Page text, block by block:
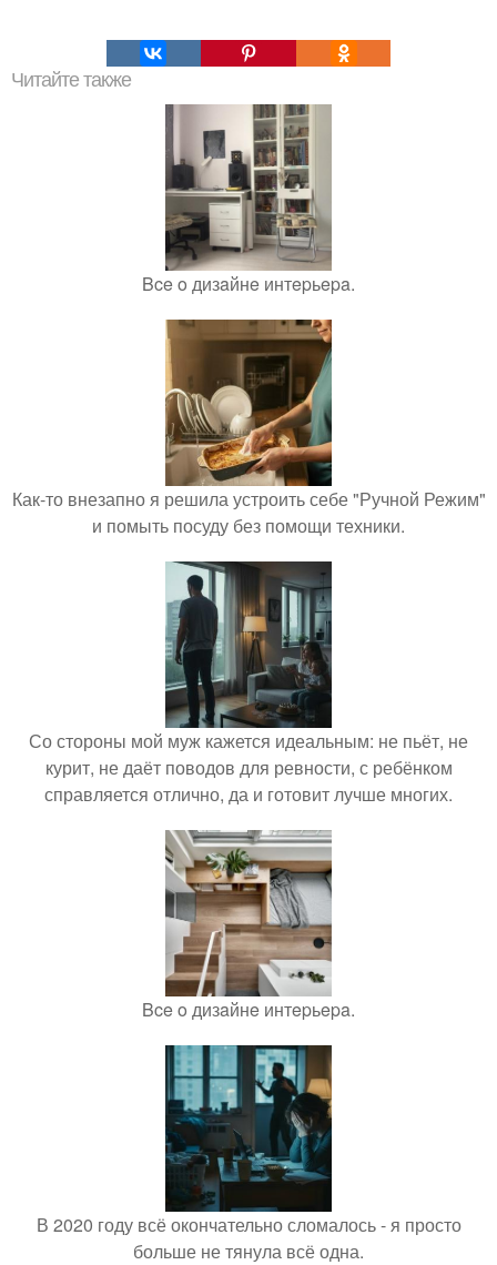
Читайте также
Bce o дизaйнe интepьepa.
Как-то внезапно я решила устроить себе "Ручной Режим"
и помыть посуду без помощи техники.
Со стороны мой муж кажется идеальным: не пьёт, не
курит, не даёт поводов для ревности, с ребёнком
справляется отлично, да и готовит лучше многих.
Bce o дизaйнe интepьepa.
В 2020 году всё окончательно сломалось - я просто
больше не тянула всё одна.